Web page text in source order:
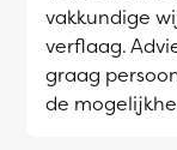
vakkundige
verflaag.
graag
de